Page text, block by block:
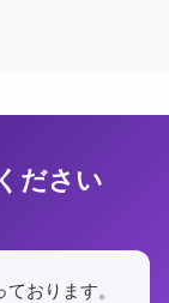
ださい
ております。